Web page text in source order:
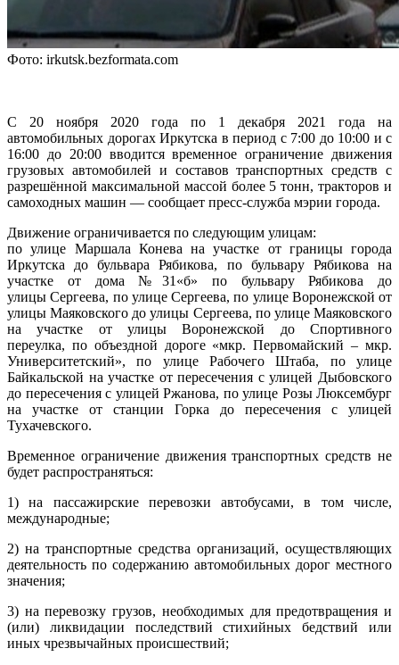
Фото: irkutsk.bezformata.com
С 20 ноября 2020 года по 1 декабря 2021 года на
автомобильных дорогах Иркутска в период с 7:00 до 10:00 и с
16:00 до 20:00 вводится временное ограничение движения
грузовых автомобилей и составов транспортных средств с
разрешённой максимальной массой более 5 тонн, тракторов и
самоходных машин — сообщает пресс-служба мэрии города.
Движение ограничивается по следующим улицам:
по улице Маршала Конева на участке от границы города
Иркутска до бульвара Рябикова, по бульвару Рябикова на
участке от дома №31«б» по бульвару Рябикова до
улицы Сергеева, по улице Сергеева, по улице Воронежской от
улицы Маяковского до улицы Сергеева, по улице Маяковского
на участке от улицы Воронежской до Спортивного
переулка, по объездной дороге «мкр. Первомайский – мкр.
Университетский», по улице Рабочего Штаба, по улице
Байкальской на участке от пересечения с улицей Дыбовского
до пересечения с улицей Ржанова, по улице Розы Люксембург
на участке от станции Горка до пересечения с улицей
Тухачевского.
Временное ограничение движения транспортных средств не
будет распространяться:
1) на пассажирские перевозки автобусами, в том числе,
международные;
2) на транспортные средства организаций, осуществляющих
деятельность по содержанию автомобильных дорог местного
значения;
3) на перевозку грузов, необходимых для предотвращения и
(или) ликвидации последствий стихийных бедствий или
иных чрезвычайных происшествий;